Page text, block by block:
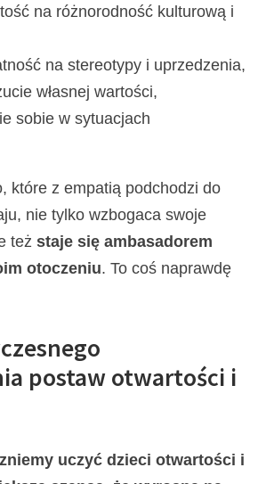
na różnorodność kulturową i
na stereotypy i uprzedzenia,
własnej wartości,
sobie w sytuacjach
które z empatią podchodzi do
nie tylko wzbogaca swoje
teżstaje się ambasadorem
otoczeniu. To coś naprawdę
postaw otwartości i
uczyć dzieci otwartości i